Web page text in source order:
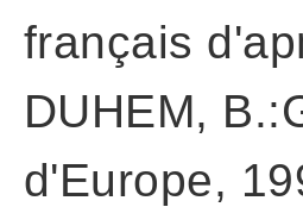
français
DUHEM,
d'Europe,